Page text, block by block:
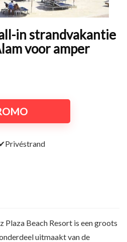
in strandvakantie
voor amper
Plaza Beach Resort is een groots
uitmaakt van de